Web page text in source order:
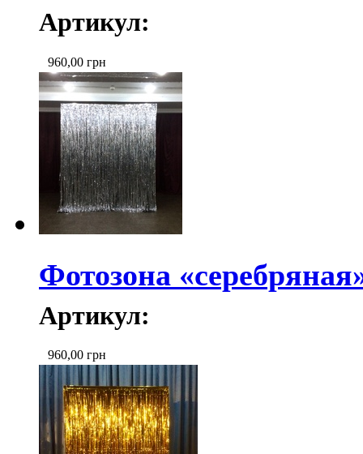
Артикул:
960,00 грн
Фотозона
Артикул:
960,00 грн